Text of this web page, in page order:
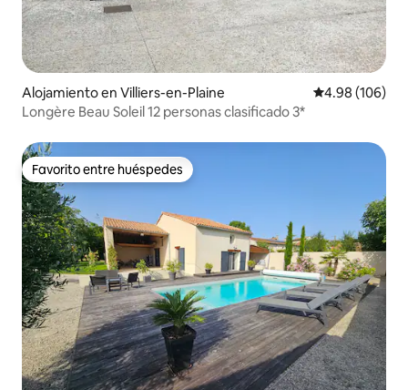
Alojamiento en Villiers-en-Plaine Calificación
4.98 (106)
Longère Beau Soleil 12 personas clasificado 3*
Favorito entre huéspedes
Favorito entre huéspedes